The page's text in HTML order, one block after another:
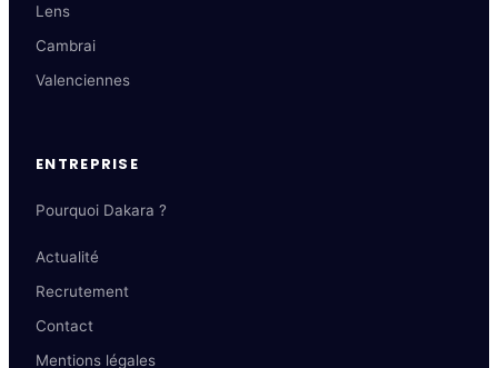
Lens
Cambrai
Valenciennes
ENTREPRISE
Pourquoi Dakara ?
Actualité
Recrutement
Contact
Mentions légales